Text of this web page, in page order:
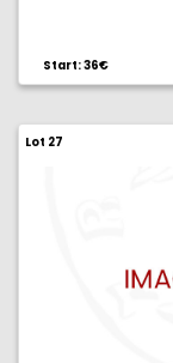
Start: 36€
Lot 27